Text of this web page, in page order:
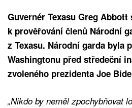
Guvernér Texasu Greg
k prověřování členů Národní
z Texasu. Národní garda byla
Washingtonu před středeční
zvoleného prezidenta Joe
„Nikdo by neměl zpochybňovat